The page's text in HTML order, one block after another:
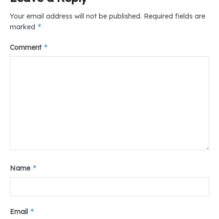
Berjualan di pinggiran jalan tidak membuat Kerang Rebus
Abadi sepi pengunjung. Bahkan beberapa pejabat tinggi
Your email address will not be published. Required fields are
marked *
Comment *
Name *
Email *